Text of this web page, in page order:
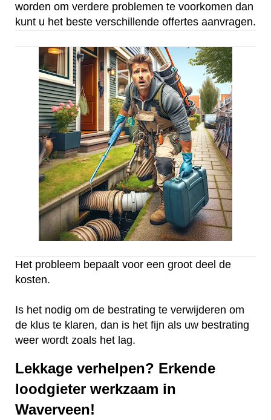
worden om verdere problemen te voorkomen dan
kunt u het beste verschillende offertes aanvragen.
Het probleem bepaalt voor een groot deel de
kosten.
Is het nodig om de bestrating te verwijderen om
de klus te klaren, dan is het fijn als uw bestrating
weer wordt zoals het lag.
Lekkage verhelpen? Erkende
loodgieter werkzaam in
Waverveen!